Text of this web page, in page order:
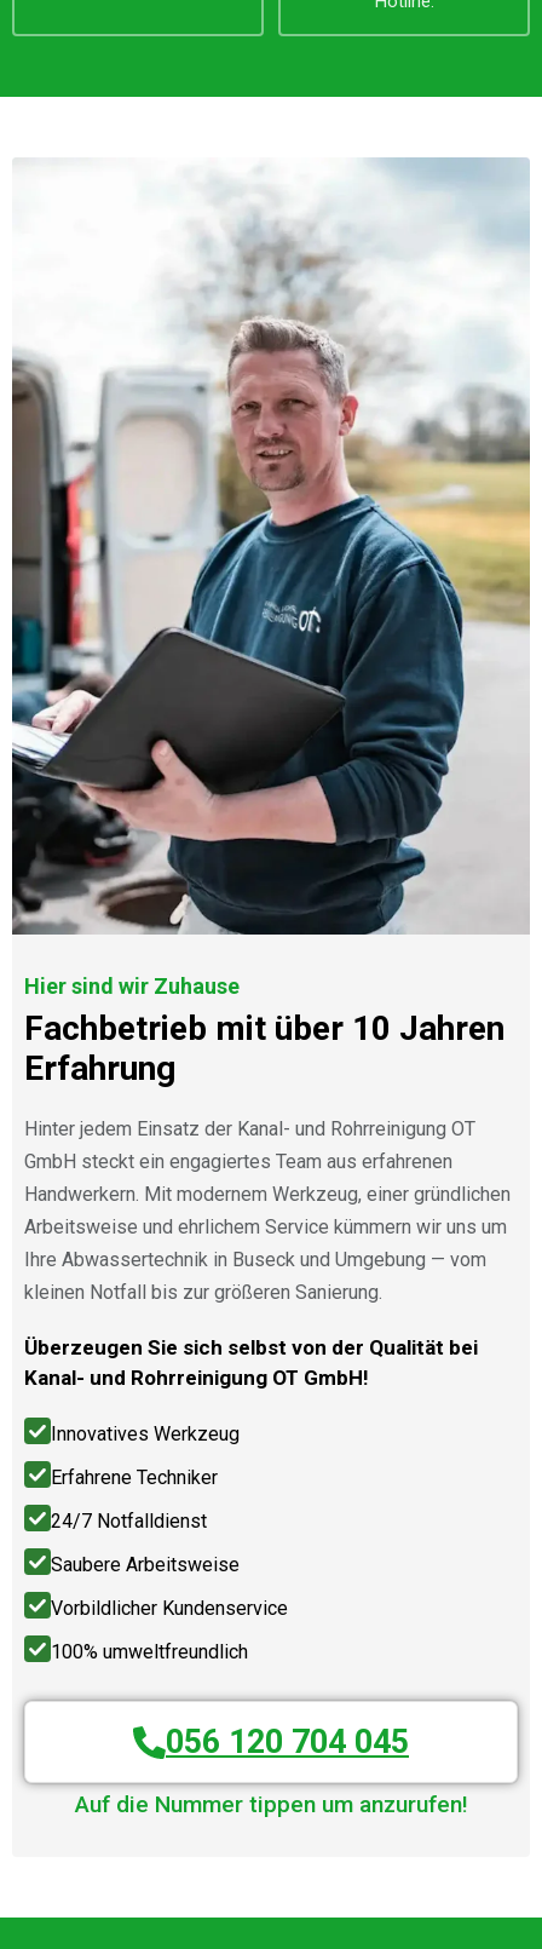
Hier sind wir Zuhause
Fachbetrieb mit über 10 Jahren
Erfahrung
Hinter jedem Einsatz der Kanal- und Rohrreinigung OT
GmbH steckt ein engagiertes Team aus erfahrenen
Handwerkern. Mit modernem Werkzeug, einer gründlichen
Arbeitsweise und ehrlichem Service kümmern wir uns um
Ihre Abwassertechnik in Buseck und Umgebung — vom
kleinen Notfall bis zur größeren Sanierung.
Überzeugen Sie sich selbst von der Qualität bei
Kanal- und Rohrreinigung OT GmbH!
Innovatives Werkzeug
Erfahrene Techniker
24/7 Notfalldienst
Saubere Arbeitsweise
Vorbildlicher Kundenservice
100% umweltfreundlich
056 120 704 045
Auf die Nummer tippen um anzurufen!